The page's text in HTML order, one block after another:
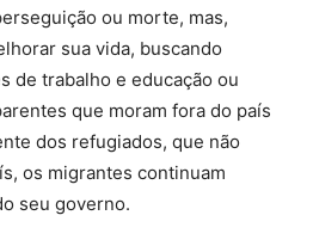
ou morte, mas,
sua vida, buscando
de trabalho e educação ou
que moram fora do país
dos refugiados, que não
os migrantes continuam
seu governo.